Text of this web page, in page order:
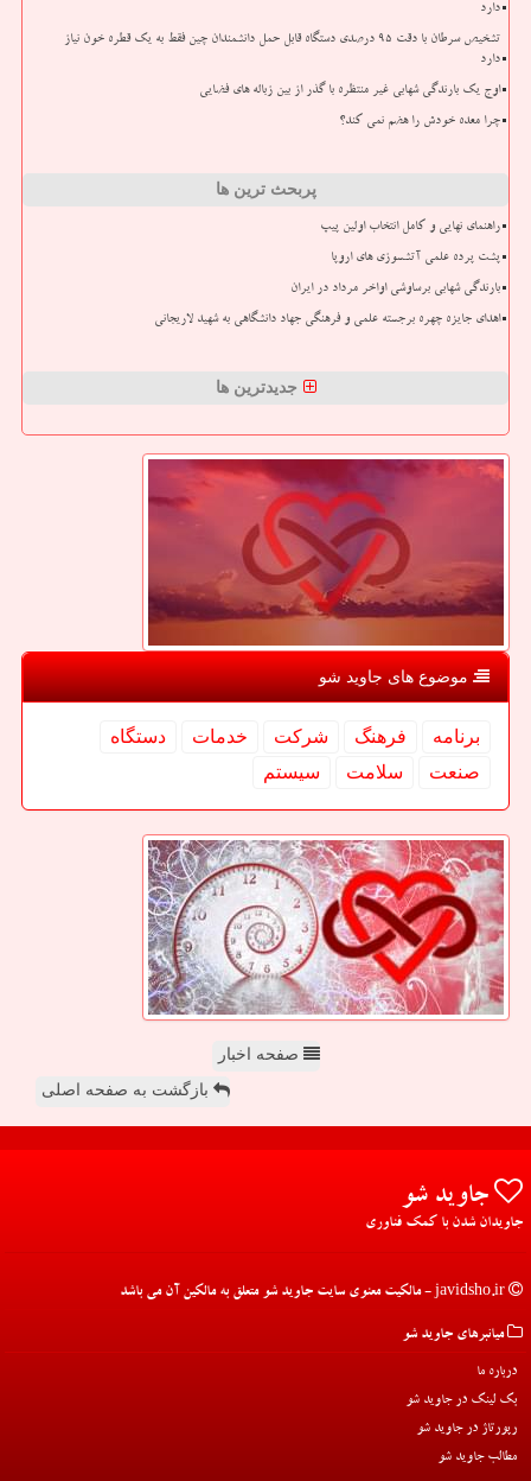
دارد
تشخیص سرطان با دقت ۹۵ درصدی دستگاه قابل حمل دانشمندان چین فقط به یک قطره خون نیاز
دارد
اوج یک بارندگی شهابی غیر منتظره با گذر از بین زباله های فضایی
چرا معده خودش را هضم نمی کند؟
پربحث ترین ها
راهنمای نهایی و کامل انتخاب اولین پیپ
پشت پرده علمی آتشسوزی های اروپا
بارندگی شهابی برساوشی اواخر مرداد در ایران
اهدای جایزه چهره برجسته علمی و فرهنگی جهاد دانشگاهی به شهید لاریجانی
جدیدترین ها
موضوع های جاوید شو
برنامه فرهنگ شركت خدمات
دستگاه
صنعت
سلامت سیستم
صفحه اخبار
بازگشت به صفحه اصلی
جاوید شو
جاویدان شدن با کمک فناوری
میانبرهای جاوید شو
درباره ما
بک لینک در جاوید شو
رپورتاژ در جاوید شو
مطالب جاوید شو